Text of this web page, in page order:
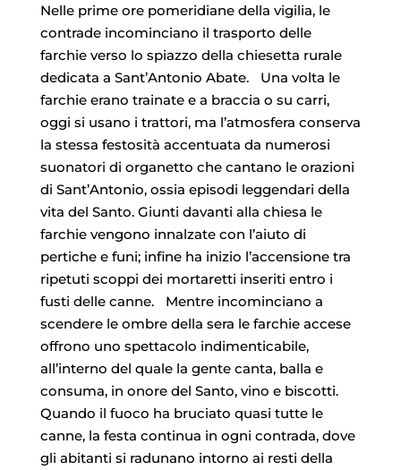
Nelle prime ore pomeridiane della vigilia, le
contrade incominciano il trasporto delle
farchie verso lo spiazzo della chiesetta rurale
dedicata a Sant’Antonio Abate. Una volta le
farchie erano trainate e a braccia o su carri,
oggi si usano i trattori, ma l’atmosfera conserva
la stessa festosità accentuata da numerosi
suonatori di organetto che cantano le orazioni
di Sant’Antonio, ossia episodi leggendari della
vita del Santo. Giunti davanti alla chiesa le
farchie vengono innalzate con l’aiuto di
pertiche e funi; infine ha inizio l’accensione tra
ripetuti scoppi dei mortaretti inseriti entro i
fusti delle canne. Mentre incominciano a
scendere le ombre della sera le farchie accese
offrono uno spettacolo indimenticabile,
all’interno del quale la gente canta, balla e
consuma, in onore del Santo, vino e biscotti.
Quando il fuoco ha bruciato quasi tutte le
canne, la festa continua in ogni contrada, dove
gli abitanti si radunano intorno ai resti della